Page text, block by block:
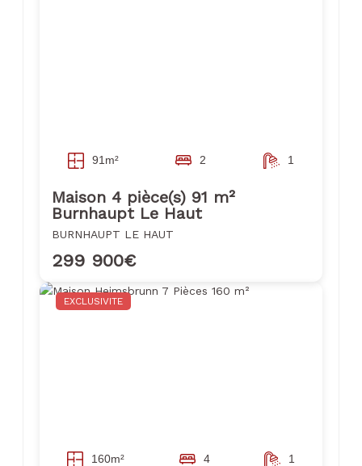
91m² 2 1
Maison 4 pièce(s) 91 m²
Burnhaupt Le Haut
BURNHAUPT LE HAUT
299 900€
EXCLUSIVITE
160m² 4 1